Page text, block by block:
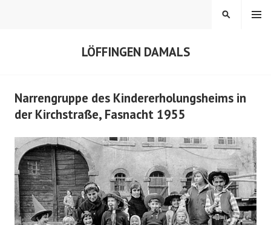
LÖFFINGEN DAMALS
MENÜ
SUCHEN
Narrengruppe des Kindererholungsheims in
der Kirchstraße, Fasnacht 1955